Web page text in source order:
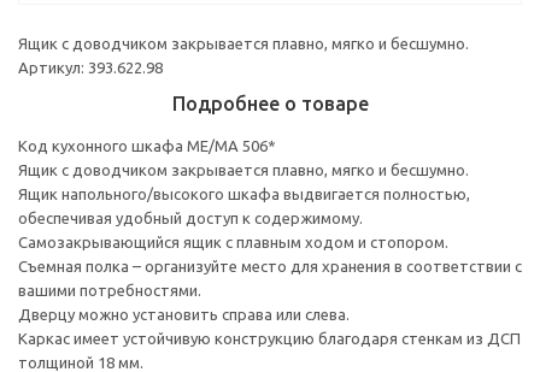
Ящик с доводчиком закрывается плавно, мягко и бесшумно.
Артикул: 393.622.98
Подробнее о товаре
Код кухонного шкафа ME/MA 506*
Ящик с доводчиком закрывается плавно, мягко и бесшумно.
Ящик напольного/высокого шкафа выдвигается полностью,
обеспечивая удобный доступ к содержимому.
Cамозакрывающийся ящик с плавным ходом и стопором.
Съемная полка – организуйте место для хранения в соответствии с
вашими потребностями.
Дверцу можно установить справа или слева.
Каркас имеет устойчивую конструкцию благодаря стенкам из ДСП
толщиной 18 мм.